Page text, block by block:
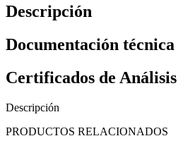
Descripción
Documentación técnica
Certificados de Análisis
Descripción
PRODUCTOS RELACIONADOS